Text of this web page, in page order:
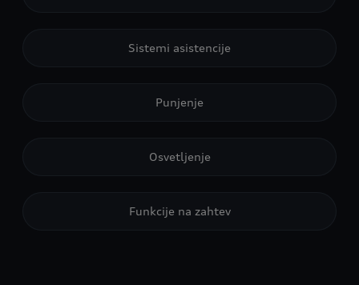
Sistemi asistencije
Punjenje
Osvetljenje
Funkcije na zahtev